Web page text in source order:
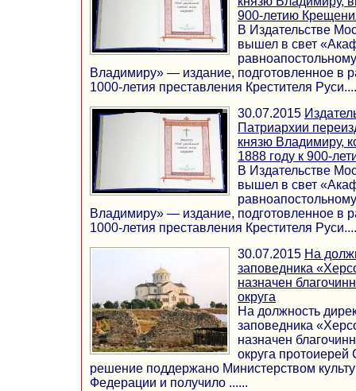
900-летию
В Издательстве
вышел в свет
Владимиру» — издание, подготовленное в
1000-летия преставления Крестителя Руси....
30.07.2015
Патриархии
князю Владимиру,
1888 году к 900-
В Издательстве
вышел в свет
Владимиру» — издание, подготовленное в
1000-летия преставления Крестителя Руси....
30.07.2015 На
заповедника
назначен
округа
На должность
заповедника
назначен
округа
решение поддержано Министерством
Федерации и получило ......